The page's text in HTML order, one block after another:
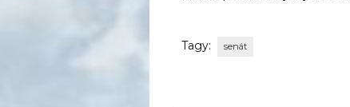
Tagy: senát